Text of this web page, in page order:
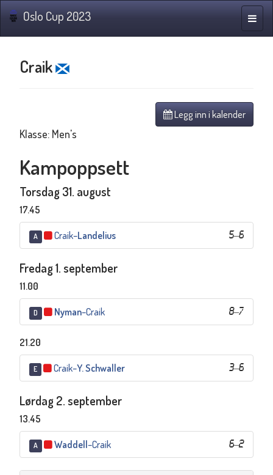
Oslo Cup 2023
Craik
Legg inn i kalender
Klasse: Men's
Kampoppsett
Torsdag 31. august
17.45
A 5–6
Craik–Landelius
Fredag 1. september
11.00
D 8–7
Nyman–Craik
21.20
E 3–6
Craik–Y. Schwaller
Lørdag 2. september
13.45
A 6–2
Waddell–Craik